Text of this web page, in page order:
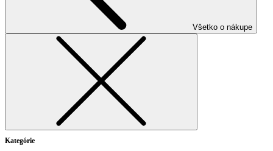
Všetko o nákupe
Kategórie